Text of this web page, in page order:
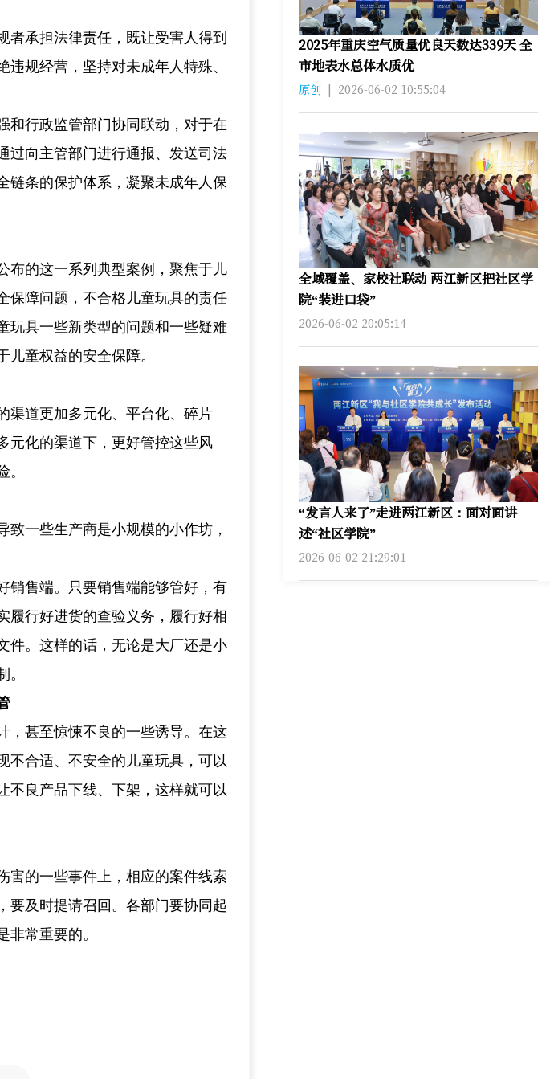
承担法律责任，既让受害人得到
规经营，坚持对未成年人特殊、
和行政监管部门协同联动，对于在
过向主管部门进行通报、发送司法
链条的保护体系，凝聚未成年人保
布的这一系列典型案例，聚焦于儿
保障问题，不合格儿童玩具的责任
玩具一些新类型的问题和一些疑难
童权益的安全保障。
渠道更加多元化、平台化、碎片
元化的渠道下，更好管控这些风
一些生产商是小规模的小作坊，
销售端。只要销售端能够管好，有
履行好进货的查验义务，履行好相
件。这样的话，无论是大厂还是小
，甚至惊悚不良的一些诱导。在这
不合适、不安全的儿童玩具，可以
不良产品下线、下架，这样就可以
害的一些事件上，相应的案件线索
要及时提请召回。各部门要协同起
常重要的。
2025年重庆空气质量优良天数达339天 全
市地表水总体水质优
原创 | 2026-06-02 10:55:04
全域覆盖、家校社联动 两江新区把社区学
院“装进口袋”
2026-06-02 20:05:14
“发言人来了”走进两江新区：面对面讲
述“社区学院”
2026-06-02 21:29:01